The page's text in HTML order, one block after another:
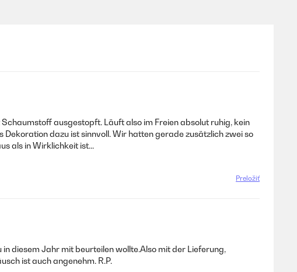
ausgestopft. Läuft also im Freien absolut ruhig, kein
dazu ist sinnvoll. Wir hatten gerade zusätzlich zwei so
als in Wirklichkeit ist...
Preložiť
diesem Jahr mit beurteilen wollte.Also mit der Lieferung,
ist auch angenehm. R.P.